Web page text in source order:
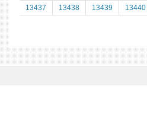
13437
13438 13439 13440